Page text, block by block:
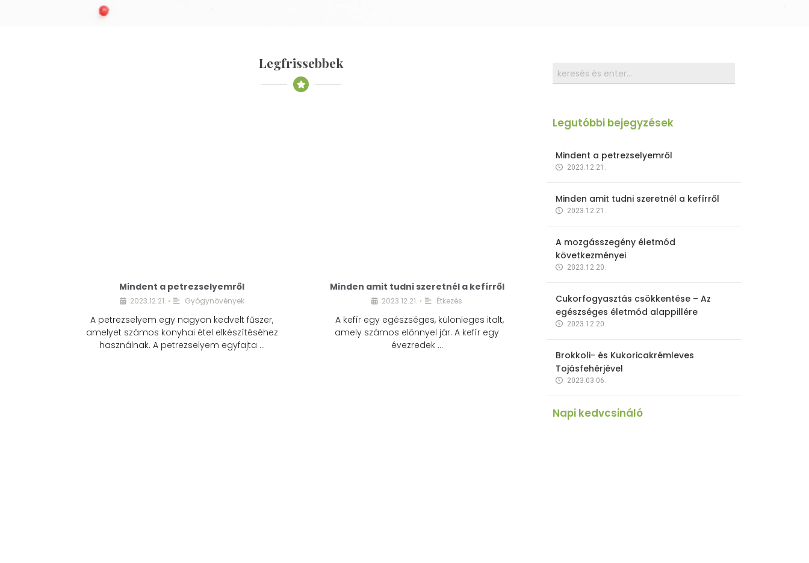
Legfrissebbek
Mindent a petrezselyemről
2023.12.21. • Gyógynövények
A petrezselyem egy nagyon kedvelt fűszer,
amelyet számos konyhai étel elkészítéséhez
használnak. A petrezselyem egyfajta …
Minden amit tudni szeretnél a kefírről
2023.12.21. • Étkezés
A kefír egy egészséges, különleges italt,
amely számos előnnyel jár. A kefír egy
évezredek …
Legutóbbi bejegyzések
Mindent a petrezselyemről
2023.12.21.
Minden amit tudni szeretnél a kefírről
2023.12.21.
A mozgásszegény életmód
következményei
2023.12.20.
Cukorfogyasztás csökkentése – Az
egészséges életmód alappillére
2023.12.20.
Brokkoli- és Kukoricakrémleves
Tojásfehérjével
2023.03.06.
Napi kedvcsináló